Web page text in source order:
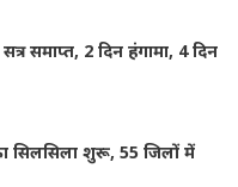
समाप्त, 2 दिन हंगामा, 4 दिन
सिलसिला शुरू, 55 जिलों में